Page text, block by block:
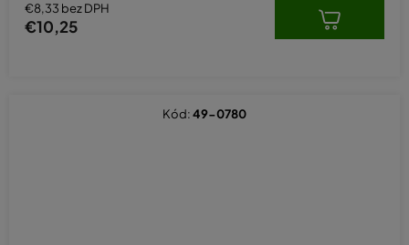
€8,33 bez DPH
€10,25
Kód:49-0780